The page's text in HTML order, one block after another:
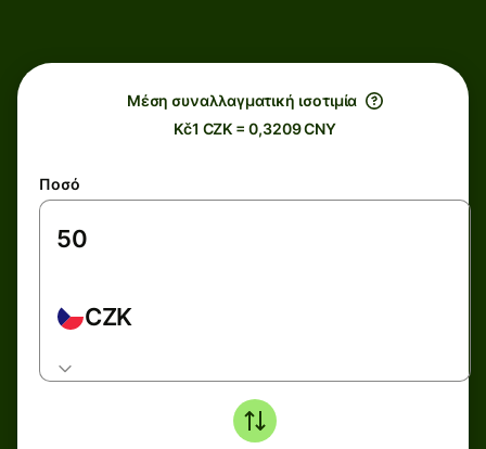
Μέση συναλλαγματική ισοτιμία
Kč1 CZK = 0,3209 CNY
Ποσό
CZK